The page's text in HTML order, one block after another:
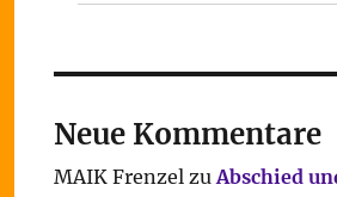
Neue Kommentare
MAIK Frenzel zu Abschied